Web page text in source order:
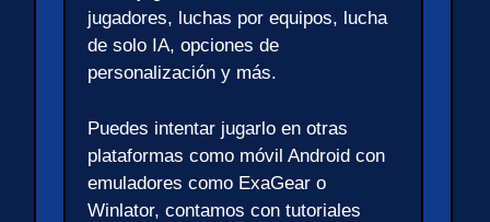
jugadores, luchas por equipos, lucha
de solo IA, opciones de
personalización y más.
Puedes intentar jugarlo en otras
plataformas como móvil Android con
emuladores como ExaGear o
Winlator, contamos con tutoriales